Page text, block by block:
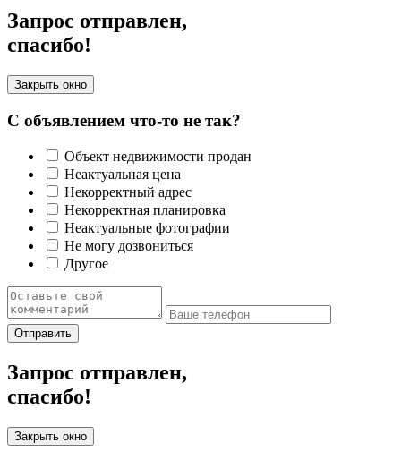
Запрос отправлен,
спасибо!
Закрыть окно
С объявлением что-то не так?
Объект недвижимости продан
Неактуальная цена
Некорректный адрес
Некорректная планировка
Неактуальные фотографии
Не могу дозвониться
Другое
Отправить
Запрос отправлен,
спасибо!
Закрыть окно